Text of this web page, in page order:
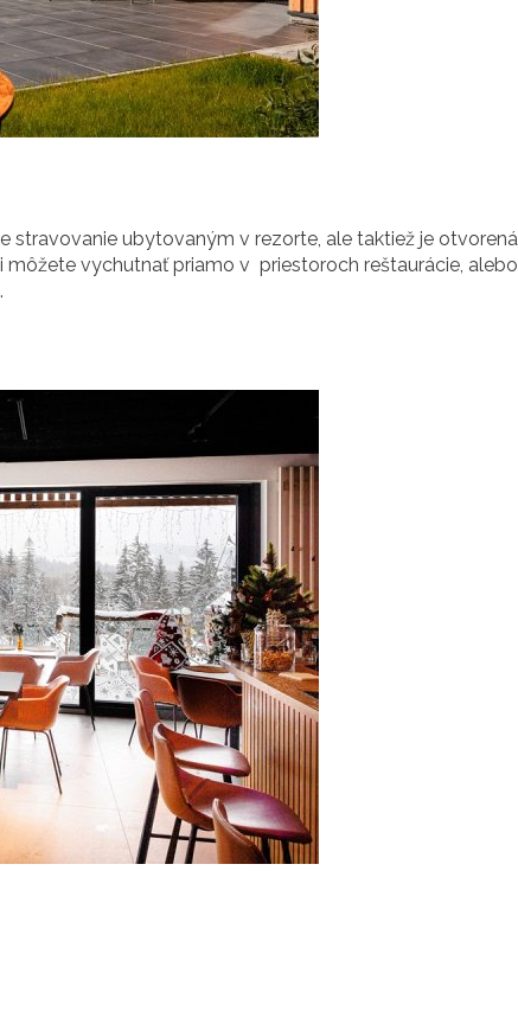
stravovanie ubytovaným v rezorte, ale taktiež je
môžete vychutnať priamo v priestoroch reštaurácie,